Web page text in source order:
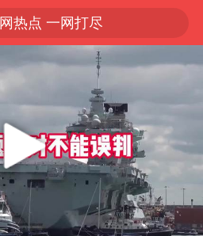
热点 一网打尽
08:33